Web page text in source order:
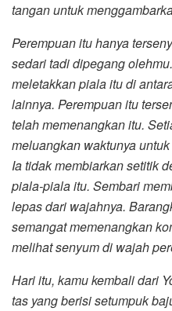
tangan untuk
Perempuan itu hanya
sedari tadi dipegang
meletakkan piala itu di
lainnya. Perempuan itu
telah memenangkan itu.
meluangkan waktunya
Ia tidak membiarkan setitik
piala-piala itu. Sembari
lepas dari wajahnya.
semangat memenangkan
melihat senyum di wajah
Hari itu, kamu kembali dari
tas yang berisi setumpuk